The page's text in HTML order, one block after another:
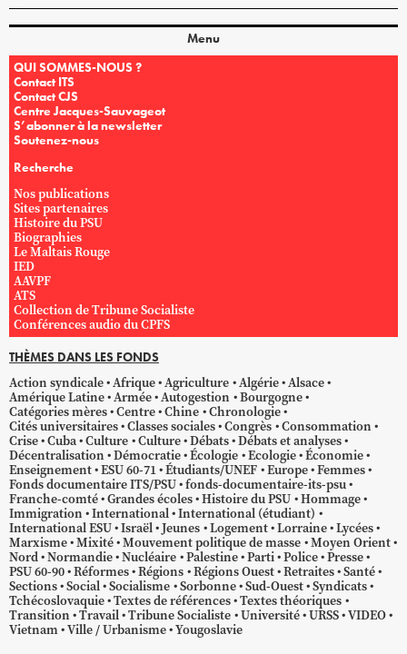
Menu
QUI SOMMES-NOUS ?
Contact ITS
Contact CJS
Centre Jacques-Sauvageot
S’abonner à la newsletter
Soutenez-nous
Recherche
Nos publications
Sites partenaires
Histoire du PSU
Biographies
Le Maltais Rouge
IED
AAVPF
ATS
Collection de Tribune Socialiste
Conférences audio du CPFS
THÈMES DANS LES FONDS
Action syndicale Afrique Agriculture Algérie Alsace
Amérique Latine Armée Autogestion
Bourgogne
Catégories mères Centre Chine Chronologie
Cités universitaires Classes sociales Congrès Consommation
Crise Cuba Culture Culture Débats Débats et analyses
Décentralisation Démocratie Écologie Ecologie Économie
Enseignement ESU 60-71 Étudiants/UNEF Europe Femmes
Fonds documentaire ITS/PSU fonds-documentaire-its-psu
Franche-comté Grandes écoles Histoire du PSU Hommage
Immigration International International (étudiant)
International ESU Israël Jeunes Logement Lorraine Lycées
Marxisme Mixité Mouvement politique de masse Moyen Orient
Nord Normandie Nucléaire Palestine Parti Police Presse
PSU 60-90 Réformes Régions Régions Ouest Retraites Santé
Sections Social Socialisme Sorbonne Sud-Ouest Syndicats
Tchécoslovaquie Textes de références Textes théoriques
Transition Travail Tribune Socialiste Université URSS VIDEO
Vietnam Ville / Urbanisme Yougoslavie